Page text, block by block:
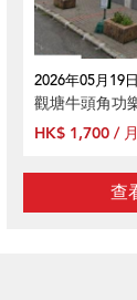
2026年05月19日
觀塘牛頭角功
HK$ 1,700 / 月
查